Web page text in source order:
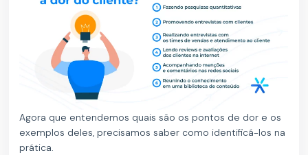
Agora que entendemos quais são os pontos de dor e os
exemplos deles, precisamos saber como identificá-los na
prática.